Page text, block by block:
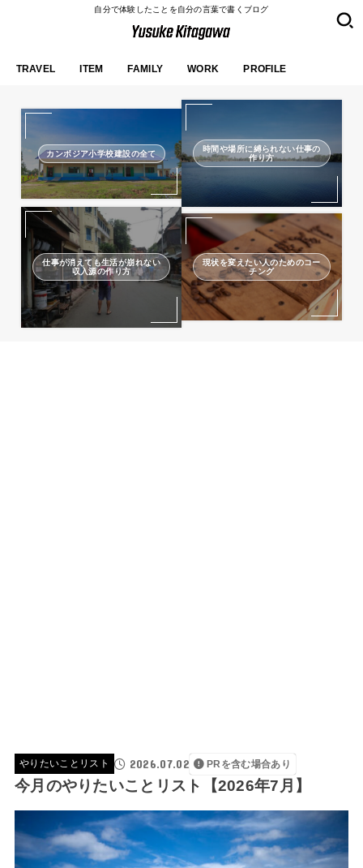
自分で体験したことを自分の言葉で書くブログ
TRAVEL ITEM FAMILY WORK PROFILE
カンボジア小学校建設の全て
時間や場所に縛られない仕事の
作り方
仕事が消えても生活が崩れない
収入源の作り方
現状を変えたい人のためのコー
チング
やりたいことリスト 2026.07.02 PRを含む場合あり
今月のやりたいことリスト【2026年7月】